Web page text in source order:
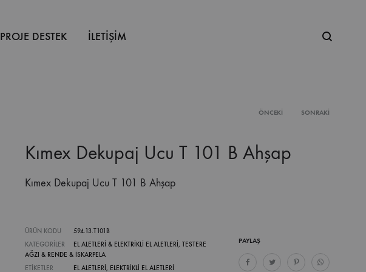
PROJE DESTEK İLETİŞİM
Ne
navigation
ÖNCEKI SONRAKI
Kımex Dekupaj Ucu T 101 B Ahşap
Kımex Dekupaj Ucu T 101 B Ahşap
PAYLAŞ
ÜRÜN KODU
594.13.T101B
KATEGORILER
EL ALETLERİ & ELEKTRİKLİ EL ALETLERİ, TESTERE
AĞZI & RENDE & İSKARPELA
ETIKETLER
EL ALETLERI, ELEKTRIKLI EL ALETLERI